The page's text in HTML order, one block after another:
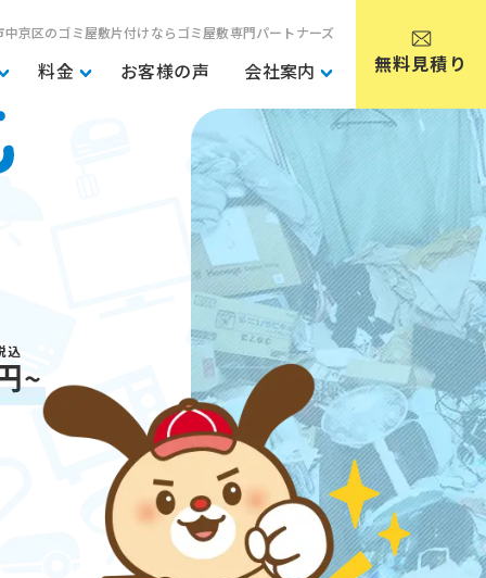
中京区のゴミ屋敷片付けならゴミ屋敷専門パートナーズ
料金 お客様の声 会社案内 無料見積り